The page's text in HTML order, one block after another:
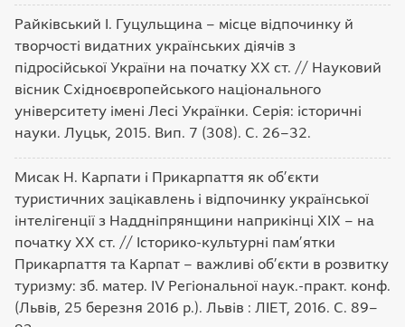
Райківський І. Гуцульщина – місце відпочинку й
творчості видатних українських діячів з
підросійської України на початку ХХ ст. // Науковий
вісник Східноєвропейського національного
університету імені Лесі Українки. Серія: історичні
науки. Луцьк, 2015. Вип. 7 (308). С. 26–32.
Мисак Н. Карпати і Прикарпаття як об’єкти
туристичних зацікавлень і відпочинку української
інтелігенції з Наддніпрянщини наприкінці ХІХ – на
початку ХХ ст. // Історико-культурні пам’ятки
Прикарпаття та Карпат – важливі об’єкти в розвитку
туризму: зб. матер. ІV Регіональної наук.-практ. конф.
(Львів, 25 березня 2016 р.). Львів : ЛІЕТ, 2016. С. 89–